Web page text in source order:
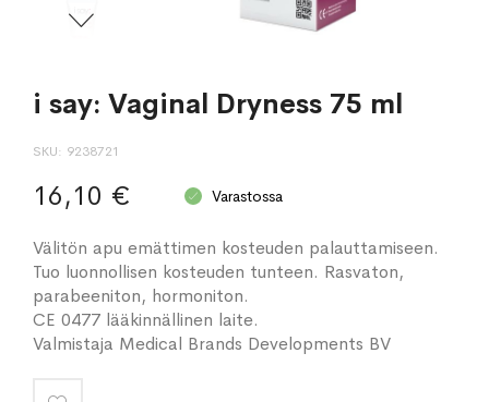
i say: Vaginal Dryness 75 ml
SKU 9238721
16,10 € Varastossa
Välitön apu emättimen kosteuden palauttamiseen.
Tuo luonnollisen kosteuden tunteen. Rasvaton,
parabeeniton, hormoniton.
CE 0477 lääkinnällinen laite.
Valmistaja Medical Brands Developments BV